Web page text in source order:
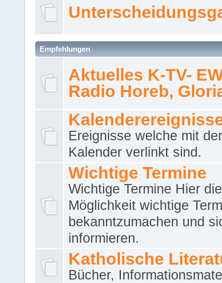
Empfehlungen
Aktuelles K-TV-
Radio Horeb,
Ereignisse welche mit
Kalender verlinkt sind.
Wichtige Termine
Wichtige Termine Hier die
Möglichkeit wichtige
bekanntzumachen und
informieren.
Katholische
Bücher,